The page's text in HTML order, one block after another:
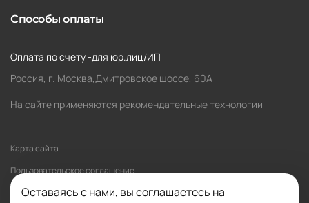
Оставаясь с нами, вы соглашаетесь на
Способы оплаты
Оплата по счету -для юр.лиц/ИП
Россия, г. Москва,Дмитровское шоссе, 60А
На сайте применяются рекомендательные технологии
Карта сайта
Политика обработки персональных данных
Пользовательское соглашение